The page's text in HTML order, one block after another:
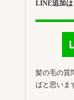
LINE追加は
髪の毛の質
ばと思いま